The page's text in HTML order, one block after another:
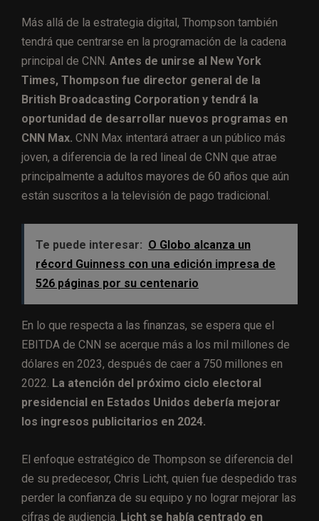
Más allá de la estrategia digital, Thompson también
tendrá que centrarse en la programación de la cadena
principal de CNN. Antes de unirse al New York
Times, Thompson fue director general de la
British Broadcasting Corporation y tendrá la
oportunidad de desarrollar nuevos programas en
CNN Max. CNN Max intentará atraer a un público más
joven, a diferencia de la red lineal de CNN que atrae
principalmente a adultos mayores de 60 años que aún
están suscritos a la televisión de pago tradicional.
Te puede interesar: O Globo alcanza un
récord Guinness con una edición impresa de
526 páginas por su centenario
En lo que respecta a las finanzas, se espera que el
EBITDA de CNN se acerque más a los mil millones de
dólares en 2023, después de caer a 750 millones en
2022. La atención del próximo ciclo electoral
presidencial en Estados Unidos debería mejorar
los ingresos publicitarios en 2024.
El enfoque estratégico de Thompson se diferencia del
de su predecesor, Chris Licht, quien fue despedido tras
perder la confianza de su equipo y no lograr mejorar las
cifras de audiencia. Licht se había centrado en